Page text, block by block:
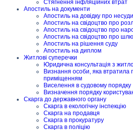
Стягнення інфляційних втрат
Апостиль на документи
Апостиль на довідку про
Апостиль на свідоцтво про
Апостиль на свідоцтво про
Апостиль на свідоцтво про
Апостиль на рішення суду
Апостиль на диплом
Житлові суперечки
Юридична консультація з
Визнання особи, яка втратила
приміщенням
Виселення в судовому порядку
Визначення порядку
Скарга до державного органу
Скарга в екологічну інспекцію
Скарга на продавця
Скарга в прокуратуру
Скарга в поліцію